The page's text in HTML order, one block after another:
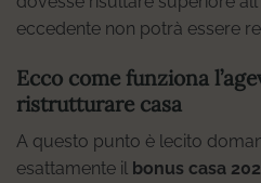
eccedente non potrà essere
Ecco come funziona
ristrutturare casa
A questo punto è lecito
esattamente il bonus casa